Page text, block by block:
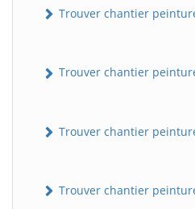
Trouver chantier
Trouver chantier
Trouver chantier
Trouver chantier